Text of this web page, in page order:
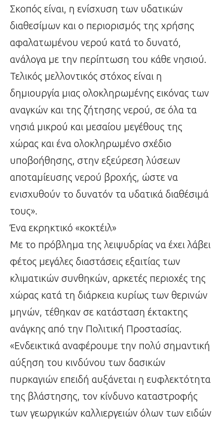
Σκοπός είναι, η ενίσχυση των υδατικών
διαθεσίμων και ο περιορισμός της χρήσης
αφαλατωμένου νερού κατά το δυνατό,
ανάλογα με την περίπτωση του κάθε νησιού.
Τελικός μελλοντικός στόχος είναι η
δημιουργία μιας ολοκληρωμένης εικόνας των
αναγκών και της ζήτησης νερού, σε όλα τα
νησιά μικρού και μεσαίου μεγέθους της
χώρας και ένα ολοκληρωμένο σχέδιο
υποβοήθησης, στην εξεύρεση λύσεων
αποταμίευσης νερού βροχής, ώστε να
ενισχυθούν το δυνατόν τα υδατικά διαθέσιμά
τους».
Ένα εκρηκτικό «κοκτέιλ»
Με το πρόβλημα της λειψυδρίας να έχει λάβει
φέτος μεγάλες διαστάσεις εξαιτίας των
κλιματικών συνθηκών, αρκετές περιοχές της
χώρας κατά τη διάρκεια κυρίως των θερινών
μηνών, τέθηκαν σε κατάσταση έκτακτης
ανάγκης από την Πολιτική Προστασίας.
«Ενδεικτικά αναφέρουμε την πολύ σημαντική
αύξηση του κινδύνου των δασικών
πυρκαγιών επειδή αυξάνεται η ευφλεκτότητα
της βλάστησης, τον κίνδυνο καταστροφής
των γεωργικών καλλιεργειών όλων των ειδών